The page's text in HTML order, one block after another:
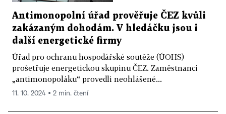
Antimonopolní úřad prověřuje ČEZ kvůli
zakázaným dohodám. V hledáčku jsou i
další energetické firmy
Úřad pro ochranu hospodářské soutěže (ÚOHS)
prošetřuje energetickou skupinu ČEZ. Zaměstnanci
„antimonopoláku“ provedli neohlášené...
11. 10. 2024 ▪ 2 min. čtení